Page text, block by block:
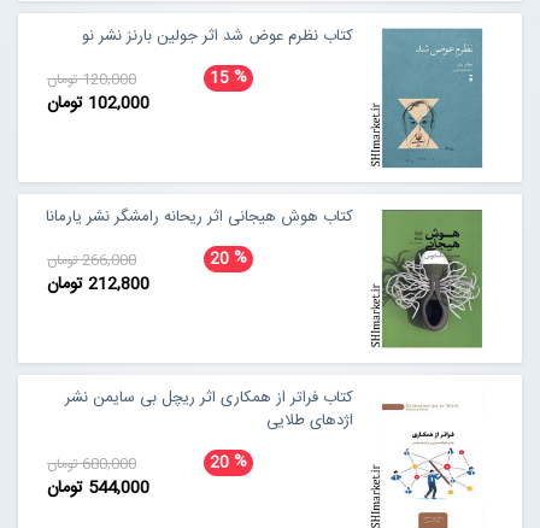
کتاب نظرم عوض شد اثر جولین بارنز نشر نو
15% 120,000 تومان
102,000 تومان
کتاب هوش هیجانی اثر ریحانه رامشگر نشر یارمانا
20% 266,000 تومان
212,800 تومان
کتاب فراتر از همکاری اثر ریچل بی سایمن نشر
اژدهای طلایی
20% 680,000 تومان
544,000 تومان